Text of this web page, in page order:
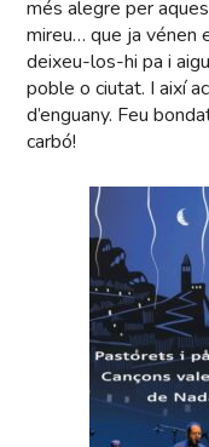
més alegre per
mireu… que ja vénen
deixeu-los-hi pa i
poble o ciutat. I així
d’enguany. Feu
carbó!